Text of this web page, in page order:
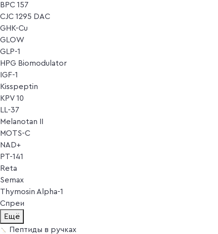
BPC 157
CJC 1295 DAC
GHK-Cu
GLOW
GLP-1
HPG Biomodulator
IGF-1
Kisspeptin
KPV 10
LL-37
Melanotan II
MOTS-C
NAD+
PT-141
Reta
Semax
Thymosin Alpha-1
Спреи
Ещё
Пептиды в ручках